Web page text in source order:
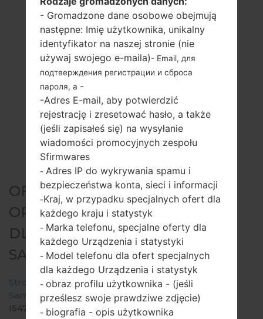
OFICJALNE
OPROGRAMOWANIE #25641
DLA: SGH-I547C -
SAMSUNGGALAXY RUGBY LTE
Strona startowa →Galaxy Rugby LTE →
SamsungSGH-I547C → SGH-
I547C_1_20151022134727_14bdkkbpmn_fac.zip
- Gromadzone dane osobowe obejmują
następne: Imię użytkownika, unikalny
identyfikator na naszej stronie (nie
używaj swojego e-maila)- Email, для
подтверждения регистрации и сброса
пароля, а -
-Adres E-mail, aby potwierdzić
rejestrację i zresetować hasło, a także
(jeśli zapisałeś się) na wysyłanie
wiadomości promocyjnych zespołu
Sfirmwares
- Adres IP do wykrywania spamu i
bezpieczeństwa konta, sieci i informacji
-Kraj, w przypadku specjalnych ofert dla
każdego kraju i statystyk
- Marka telefonu, specjalne oferty dla
każdego Urządzenia i statystyki
- Model telefonu dla ofert specjalnych
dla każdego Urządzenia i statystyk
- obraz profilu użytkownika - (jeśli
prześlesz swoje prawdziwe zdjęcie)
- biografia - opis użytkownika